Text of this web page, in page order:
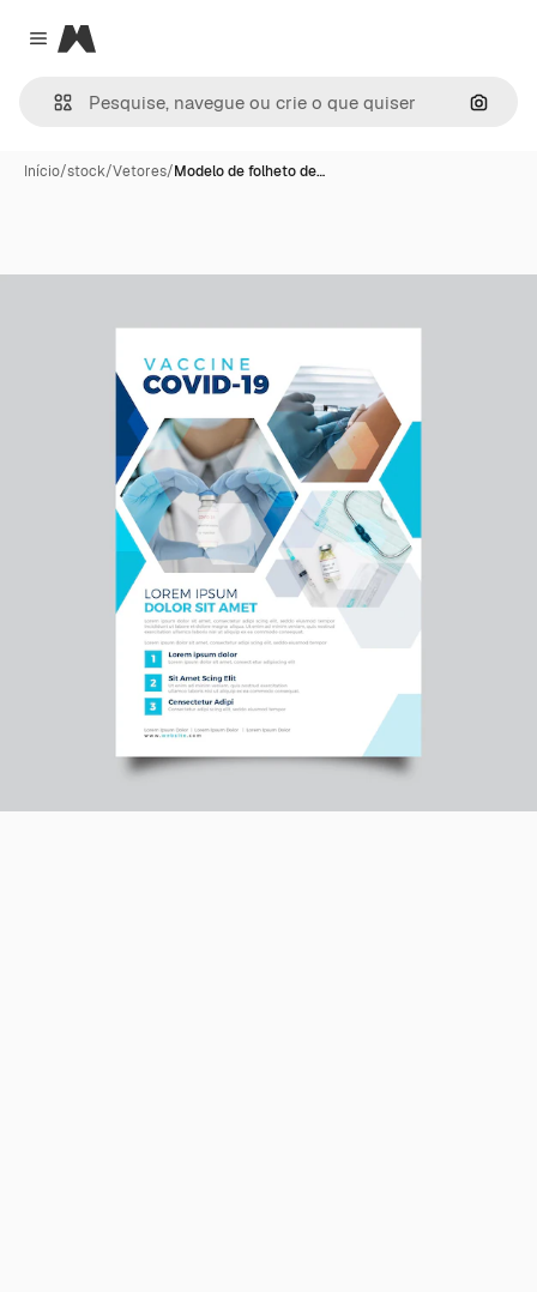
Close menu
Magnific
Início/stock/Vetores/Modelo de folheto de…